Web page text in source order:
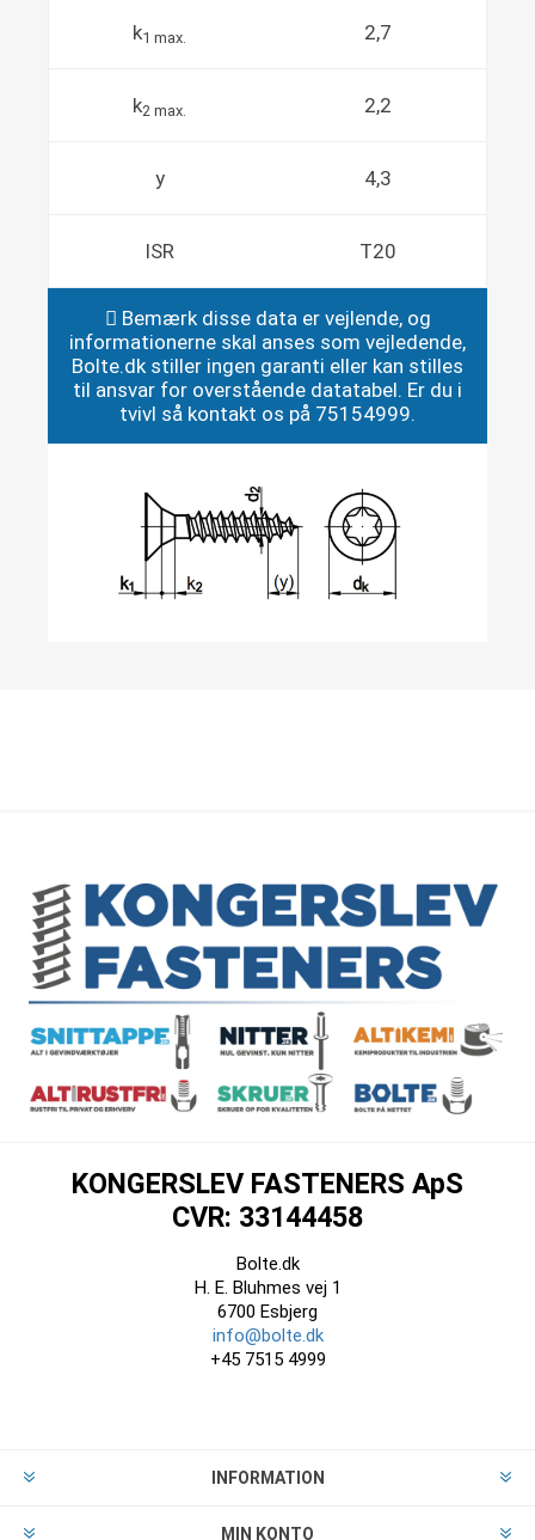
k1 max. 2,7
k2 max. 2,2
y 4,3
ISR T20
Bemærk disse data er vejlende, og
informationerne skal anses som vejledende,
Bolte.dk stiller ingen garanti eller kan stilles
til ansvar for overstående datatabel. Er du i
tvivl så kontakt os på 75154999.
KONGERSLEV FASTENERS ApS
CVR: 33144458
Bolte.dk
H. E. Bluhmes vej 1
6700 Esbjerg
info@bolte.dk
+45 7515 4999
INFORMATION
MIN KONTO